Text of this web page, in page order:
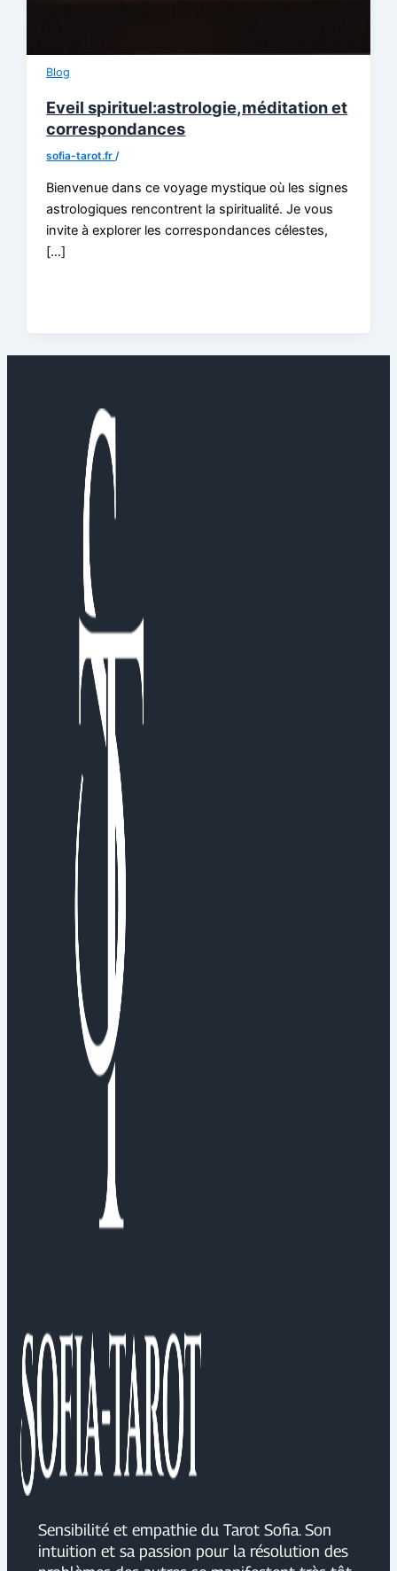
Blog
Eveil spirituel:astrologie,méditation et
correspondances
sofia-tarot.fr/
Bienvenue dans ce voyage mystique où les signes
astrologiques rencontrent la spiritualité. Je vous
invite à explorer les correspondances célestes,
[…]
Sensibilité et empathie du Tarot Sofia. Son
intuition et sa passion pour la résolution des